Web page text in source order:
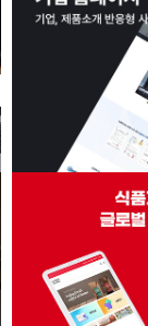
가상 체험 어
기업 반응형 홈